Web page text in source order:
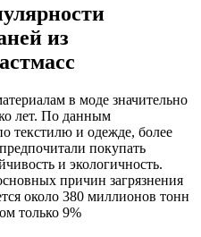
из
в моде значительно
лет. По данным
текстилю и одежде, более
покупать
и экологичность.
причин загрязнения
около 380 миллионов тонн
только 9%